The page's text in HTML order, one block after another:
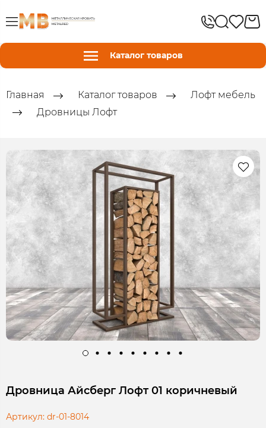
Каталог товаров
Главная Каталог товаров
Лофт мебель
Дровницы Лофт
Дровница Айсберг Лофт 01 коричневый
Артикул: dr-01-8014